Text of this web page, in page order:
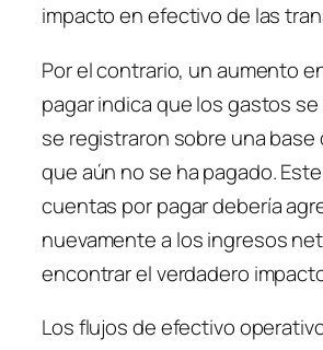
impacto en efectivo de las
Por el contrario, un aumento
pagar indica que los gastos
se registraron sobre una base
que aún no se ha pagado.
cuentas por pagar debería
nuevamente a los ingresos
encontrar el verdadero
Los flujos de efectivo